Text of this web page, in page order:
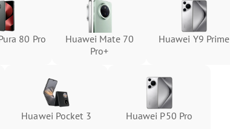
80 Pro
Huawei Mate 70
Pro+
Huawei Y9 Prime
Huawei Pocket 3 Huawei P50 Pro